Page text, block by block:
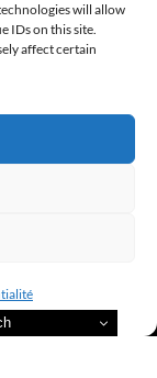
will allow
IDs on this site.
affect certain